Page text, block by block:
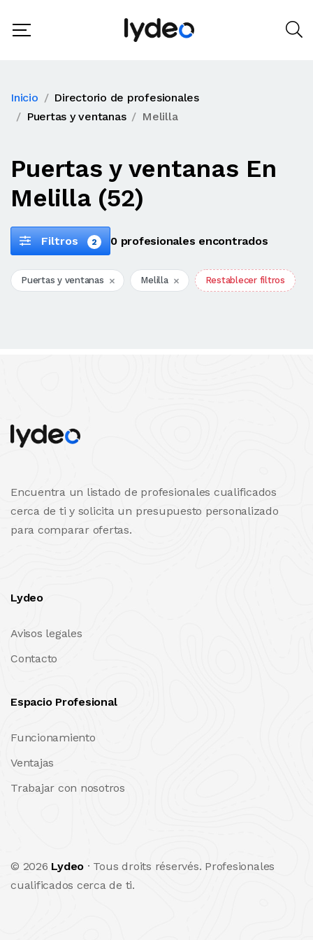
Inicio
Directorio de profesionales
Puertas y ventanas
Melilla
Puertas y ventanas En
Melilla (52)
Filtros 2 0 profesionales encontrados
Puertas y ventanas Melilla Restablecer filtros
Encuentra un listado de profesionales cualificados
cerca de ti y solicita un presupuesto personalizado
para comparar ofertas.
Lydeo
Avisos legales
Contacto
Espacio Profesional
Funcionamiento
Ventajas
Trabajar con nosotros
© 2026 Lydeo · Tous droits réservés. Profesionales
cualificados cerca de ti.